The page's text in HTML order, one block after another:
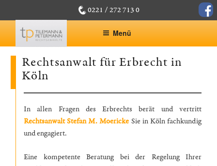
Inhalt
springen
0221 / 272 713 0
Menü
Rechtsanwalt für Erbrecht in
Köln
In allen Fragen des Erbrechts berät und vertritt
Rechtsanwalt Stefan M. Moericke Sie in Köln fachkundig
und engagiert.
Eine kompetente Beratung bei der Regelung Ihrer